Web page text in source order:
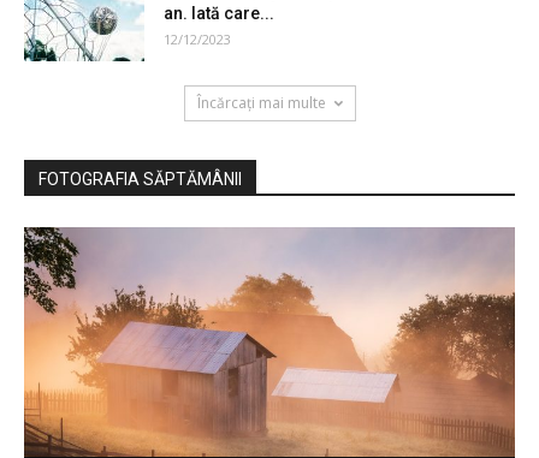
an. Iată care...
12/12/2023
Încărcați mai multe
FOTOGRAFIA SĂPTĂMÂNII